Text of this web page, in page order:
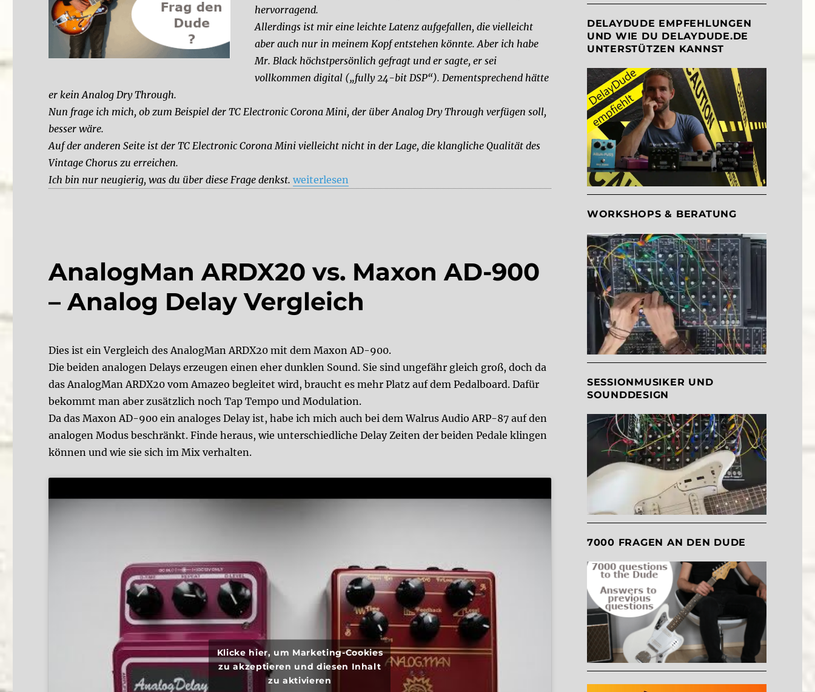
hervorragend.
Allerdings ist mir eine leichte Latenz aufgefallen, die vielleicht
aber auch nur in meinem Kopf entstehen könnte. Aber ich habe
Mr. Black höchstpersönlich gefragt und er sagte, er sei
vollkommen digital („fully 24-bit DSP“). Dementsprechend hätte
er kein Analog Dry Through.
Nun frage ich mich, ob zum Beispiel der TC Electronic Corona Mini, der über Analog Dry Through verfügen soll,
besser wäre.
Auf der anderen Seite ist der TC Electronic Corona Mini vielleicht nicht in der Lage, die klangliche Qualität des
Vintage Chorus zu erreichen.
Ich bin nur neugierig, was du über diese Frage denkst. „Mr. Black Vintage Chorus oder TC Electronic Corona Mini?“
weiterlesen
AnalogMan ARDX20 vs. Maxon AD-900
– Analog Delay Vergleich
Dies ist ein Vergleich des AnalogMan ARDX20 mit dem Maxon AD-900.
Die beiden analogen Delays erzeugen einen eher dunklen Sound. Sie sind ungefähr gleich groß, doch da
das AnalogMan ARDX20 vom Amazeo begleitet wird, braucht es mehr Platz auf dem Pedalboard. Dafür
bekommt man aber zusätzlich noch Tap Tempo und Modulation.
Da das Maxon AD-900 ein analoges Delay ist, habe ich mich auch bei dem Walrus Audio ARP-87 auf den
analogen Modus beschränkt. Finde heraus, wie unterschiedliche Delay Zeiten der beiden Pedale klingen
können und wie sie sich im Mix verhalten.
Klicke hier, um Marketing-Cookies
zu akzeptieren und diesen Inhalt
zu aktivieren
DELAYDUDE EMPFEHLUNGEN
UND WIE DU DELAYDUDE.DE
UNTERSTÜTZEN KANNST
WORKSHOPS & BERATUNG
SESSIONMUSIKER UND
SOUNDDESIGN
7000 FRAGEN AN DEN DUDE